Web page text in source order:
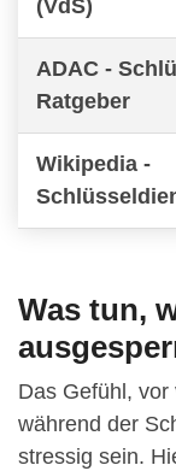
(VdS)
ADAC -
Ratgeber
Wikipedia -
Was tun,
Das Gefühl,
während der
stressig sein.